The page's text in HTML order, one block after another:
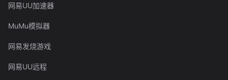
网易UU加速器
MuMu模拟器
网易发烧游戏
网易UU远程